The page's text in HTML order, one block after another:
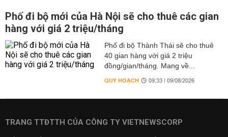
Phố đi bộ mới của Hà Nội sẽ cho thuê các gian
hàng với giá 2 triệu/tháng
Phố đi bộ Thành Thái sẽ cho thuê
40 gian hàng với giá 2 triệu
đồng/gian/tháng. Mang về...
QUY HOẠCH 09:33 | 09/08/2026
TRANG TTĐTTH CỦA CÔNG TY VIETNEWSCORP